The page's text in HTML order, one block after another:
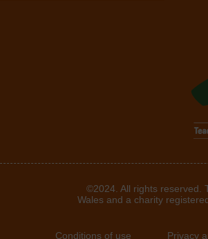
©2024. All rights reserved.
Wales and a charity
Conditions of use Privacy